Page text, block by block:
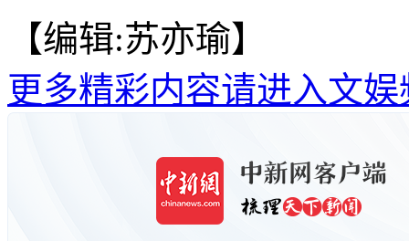
【编辑:苏亦瑜】
更多精彩内容请进入文娱